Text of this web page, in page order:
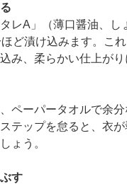
レA」（薄口醤油、し
ど漬け込みます。こ
み、柔らかい仕上がり
ペーパータオルで余分
テップを怠ると、衣
ょう。
す